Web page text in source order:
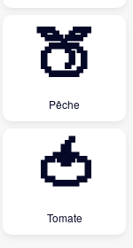
🍑
Pêche
🍅
Tomate